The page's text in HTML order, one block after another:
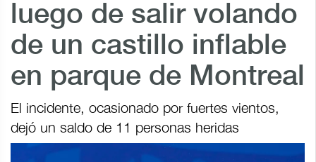
luego de salir volando
de un castillo inflable
en parque de Montreal
El incidente, ocasionado por fuertes vientos,
dejó un saldo de 11 personas heridas